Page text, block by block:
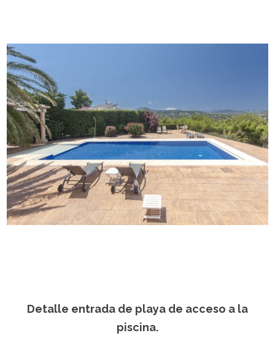
Detalle entrada de playa de acceso a la
piscina.